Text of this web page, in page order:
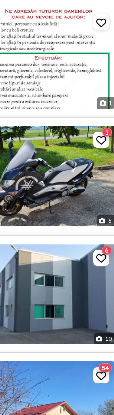
1
5
1
10
6
54